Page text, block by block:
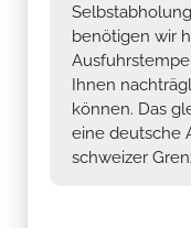
benötigen wir
Ihnen
können. Das
eine deutsche
schweizer